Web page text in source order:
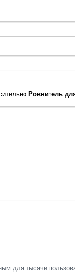
Ровнитель
для тысячи